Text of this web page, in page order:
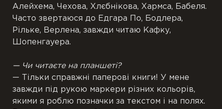
Алейхема, Чехова, Хлєбнікова, Хармса, Бабеля.
Часто звертаюся до Едгара По, Бодлера,
Рільке, Верлена, завжди читаю Кафку,
Шопенгауера.
— Чи читаєте на планшеті?
— Тільки справжні паперові книги! У мене
завжди під рукою маркери різних кольорів,
якими я роблю позначки за текстом і на полях.